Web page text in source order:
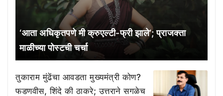
‘आता अधिकृतपणे मी क्रुएल्टी-फ्री झाले’; प्राजक्ता
माळीच्या पोस्टची चर्चा
तुकाराम मुंढेंचा आवडता मुख्यमंत्री कोण?
फडणवीस, शिंदे की ठाकरे; उत्तराने सगळेच